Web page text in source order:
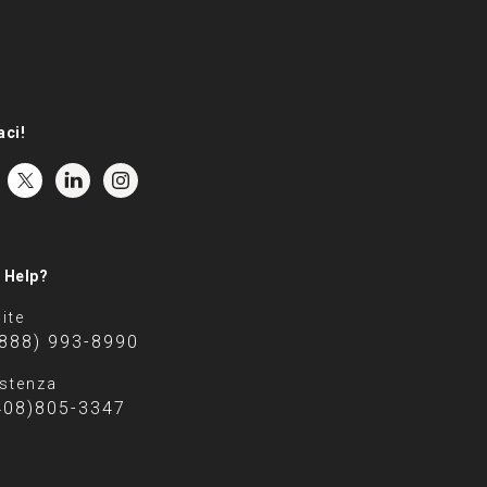
Help?
993-8990
3347